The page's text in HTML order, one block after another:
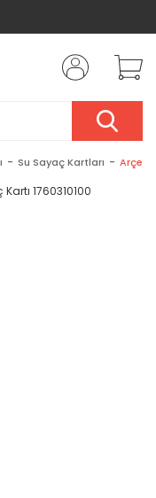
Su Sayaç Kartları Arçelik